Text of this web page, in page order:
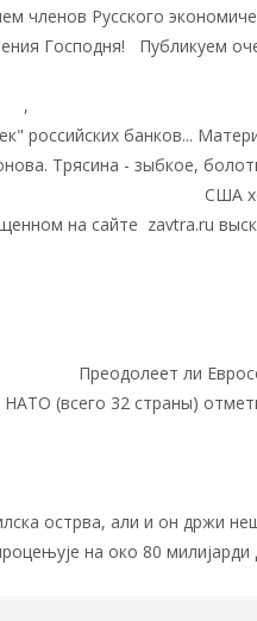
членов Русского
Господня! Публикуем
,
российских банков...
Трясина - зыбкое,
США
на сайте zavtra.ru
Преодолеет ли
(всего 32 страны)
острва, али и он држи
на око 80